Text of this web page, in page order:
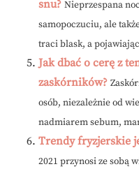
snu? Nieprzespana
samopoczuciu, ale
traci blask, a
Jak dbać o cerę z
zaskórników?
osób, niezależnie od
nadmiarem sebum,
Trendy fryzjerskie
2021 przynosi ze sobą